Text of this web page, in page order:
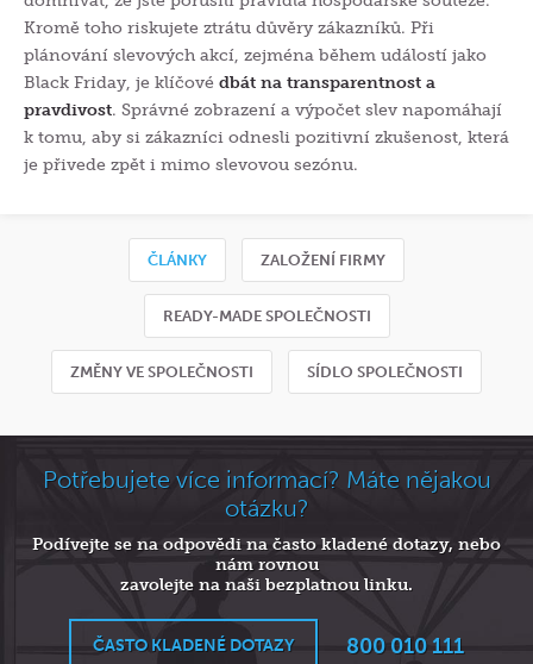
Kromě toho riskujete ztrátu důvěry zákazníků. Při
plánování slevových akcí, zejména během událostí jako
Black Friday, je klíčové dbát na transparentnost a
pravdivost. Správné zobrazení a výpočet slev napomáhají
k tomu, aby si zákazníci odnesli pozitivní zkušenost, která
je přivede zpět i mimo slevovou sezónu.
ČLÁNKY ZALOŽENÍ FIRMY
READY-MADE SPOLEČNOSTI
ZMĚNY VE SPOLEČNOSTI SÍDLO SPOLEČNOSTI
Potřebujete více informací? Máte nějakou
otázku?
Podívejte se na odpovědi na často kladené dotazy, nebo
nám rovnou
zavolejte na naši bezplatnou linku.
ČASTO KLADENÉ DOTAZY 800 010 111